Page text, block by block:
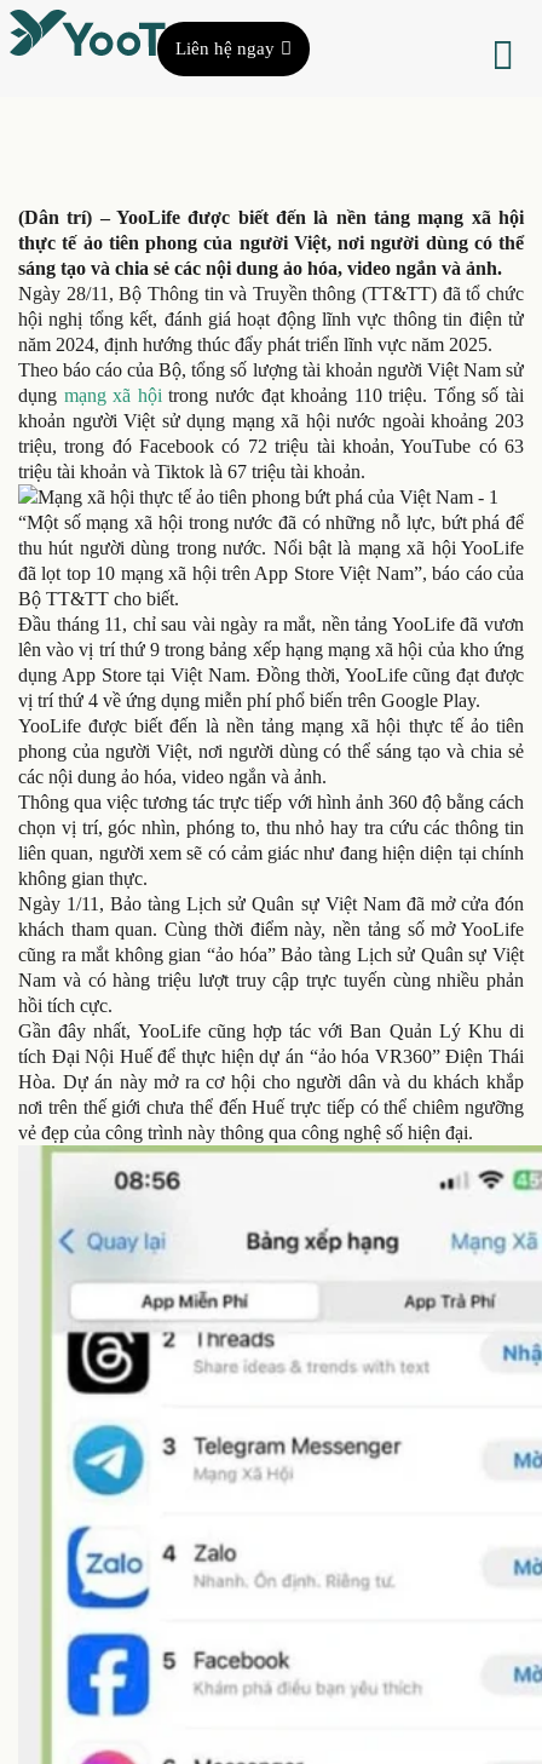
Liên hệ ngay
(Dân trí) – YooLife được biết đến là nền tảng mạng xã hội
thực tế ảo tiên phong của người Việt, nơi người dùng có thể
sáng tạo và chia sẻ các nội dung ảo hóa, video ngắn và ảnh.
Ngày 28/11, Bộ Thông tin và Truyền thông (TT&TT) đã tổ chức
hội nghị tổng kết, đánh giá hoạt động lĩnh vực thông tin điện tử
năm 2024, định hướng thúc đẩy phát triển lĩnh vực năm 2025.
Theo báo cáo của Bộ, tổng số lượng tài khoản người Việt Nam sử
dụng mạng xã hội trong nước đạt khoảng 110 triệu. Tổng số tài
khoản người Việt sử dụng mạng xã hội nước ngoài khoảng 203
triệu, trong đó Facebook có 72 triệu tài khoản, YouTube có 63
triệu tài khoản và Tiktok là 67 triệu tài khoản.
“Một số mạng xã hội trong nước đã có những nỗ lực, bứt phá để
thu hút người dùng trong nước. Nổi bật là mạng xã hội YooLife
đã lọt top 10 mạng xã hội trên App Store Việt Nam”, báo cáo của
Bộ TT&TT cho biết.
Đầu tháng 11, chỉ sau vài ngày ra mắt, nền tảng YooLife đã vươn
lên vào vị trí thứ 9 trong bảng xếp hạng mạng xã hội của kho ứng
dụng App Store tại Việt Nam. Đồng thời, YooLife cũng đạt được
vị trí thứ 4 về ứng dụng miễn phí phổ biến trên Google Play.
YooLife được biết đến là nền tảng mạng xã hội thực tế ảo tiên
phong của người Việt, nơi người dùng có thể sáng tạo và chia sẻ
các nội dung ảo hóa, video ngắn và ảnh.
Thông qua việc tương tác trực tiếp với hình ảnh 360 độ bằng cách
chọn vị trí, góc nhìn, phóng to, thu nhỏ hay tra cứu các thông tin
liên quan, người xem sẽ có cảm giác như đang hiện diện tại chính
không gian thực.
Ngày 1/11, Bảo tàng Lịch sử Quân sự Việt Nam đã mở cửa đón
khách tham quan. Cùng thời điểm này, nền tảng số mở YooLife
cũng ra mắt không gian “ảo hóa” Bảo tàng Lịch sử Quân sự Việt
Nam và có hàng triệu lượt truy cập trực tuyến cùng nhiều phản
hồi tích cực.
Gần đây nhất, YooLife cũng hợp tác với Ban Quản Lý Khu di
tích Đại Nội Huế để thực hiện dự án “ảo hóa VR360” Điện Thái
Hòa. Dự án này mở ra cơ hội cho người dân và du khách khắp
nơi trên thế giới chưa thể đến Huế trực tiếp có thể chiêm ngưỡng
vẻ đẹp của công trình này thông qua công nghệ số hiện đại.